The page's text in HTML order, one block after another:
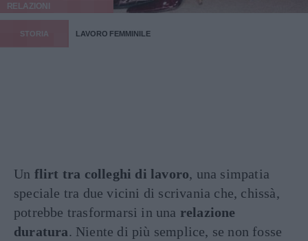
RELAZIONI
STORIA LAVORO FEMMINILE
Un flirt tra colleghi di lavoro, una simpatia
speciale tra due vicini di scrivania che, chissà,
potrebbe trasformarsi in una relazione
duratura. Niente di più semplice, se non fosse